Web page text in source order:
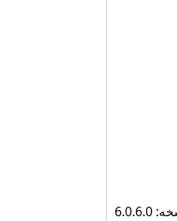
6.0.6.0